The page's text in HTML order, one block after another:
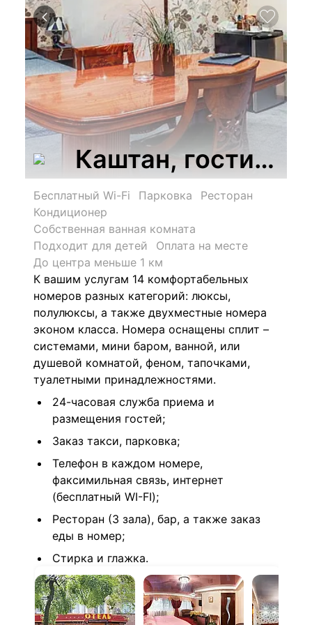
Каштан,
Бесплатный Wi-Fi Парковка
Ресторан
Кондиционер
Собственная ванная комната
Подходит для детей
Оплата на месте
До центра меньше 1 км
К вашим услугам 14 комфортабельных
номеров разных категорий: люксы,
полулюксы, а также двухместные номера
эконом класса. Номера оснащены сплит –
системами, мини баром, ванной, или
душевой комнатой, феном, тапочками,
туалетными принадлежностями.
24-часовая служба приема и
размещения гостей;
Заказ такси, парковка;
Телефон в каждом номере,
факсимильная связь, интернет
(бесплатный WI-FI);
Ресторан (3 зала), бар, а также заказ
еды в номер;
Стирка и глажка.